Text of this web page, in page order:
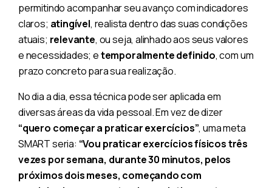
permitindo acompanhar seu avanço com indicadores
claros; atingível, realista dentro das suas condições
atuais; relevante, ou seja, alinhado aos seus valores
e necessidades; etemporalmente definido, com um
prazo concreto para sua realização.
No dia a dia, essa técnica pode ser aplicada em
diversas áreas da vida pessoal. Em vez de dizer
“quero começar a praticar exercícios”, uma meta
SMART seria: “Vou praticar exercícios físicos três
vezes por semana, durante 30 minutos, pelos
próximos dois meses, começando com